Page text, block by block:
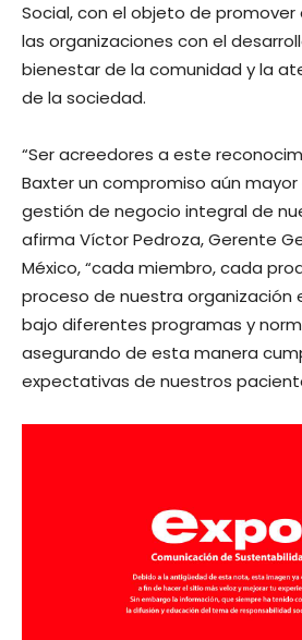
Social, con el objeto de
las organizaciones con el
bienestar de la comunidad y la
de la sociedad.
“Ser acreedores a este
Baxter un compromiso aún
gestión de negocio integral de
afirma Víctor Pedroza, Gerente
México, “cada miembro, cada
proceso de nuestra organización
bajo diferentes programas y
asegurando de esta manera
expectativas de nuestros